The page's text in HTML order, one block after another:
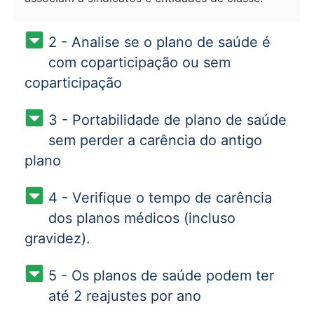
2 - Analise se o plano de saúde é
com coparticipação ou sem
coparticipação
3 - Portabilidade de plano de saúde
sem perder a carência do antigo
plano
4 - Verifique o tempo de carência
dos planos médicos (incluso
gravidez).
5 - Os planos de saúde podem ter
até 2 reajustes por ano